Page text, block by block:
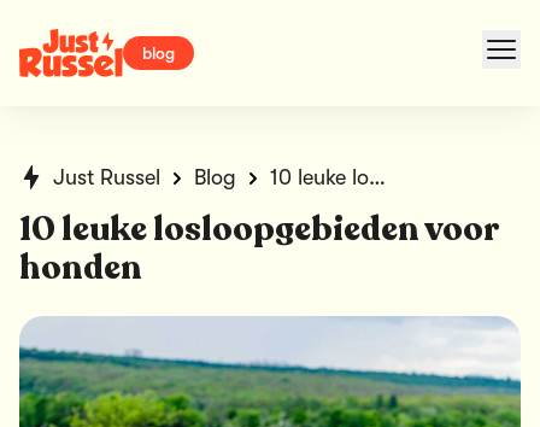
blog
Just Russel Blog 10 leuke losloopgebieden voor honden
10 leuke losloopgebieden voor
honden